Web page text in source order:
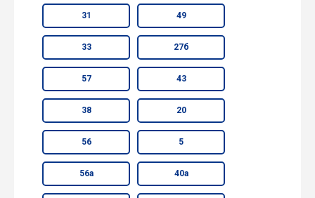
31 49
33 27б
57 43
38 20
56 5
56а 40а